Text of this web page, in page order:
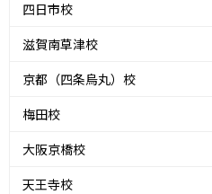
四日市校
滋賀南草津校
京都（四条烏丸）校
梅田校
大阪京橋校
天王寺校